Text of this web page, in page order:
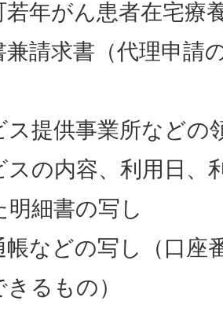
若年がん患者在宅療
兼請求書（代理申請
ス提供事業所などの
スの内容、利用日、
明細書の写し
帳などの写し（口座
るもの）